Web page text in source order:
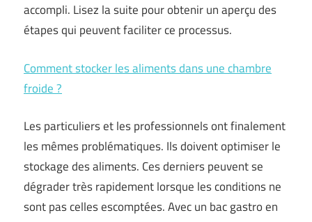
accompli. Lisez la suite pour obtenir un aperçu des
étapes qui peuvent faciliter ce processus.
Comment stocker les aliments dans une chambre
froide ?
Les particuliers et les professionnels ont finalement
les mêmes problématiques. Ils doivent optimiser le
stockage des aliments. Ces derniers peuvent se
dégrader très rapidement lorsque les conditions ne
sont pas celles escomptées. Avec un bac gastro en